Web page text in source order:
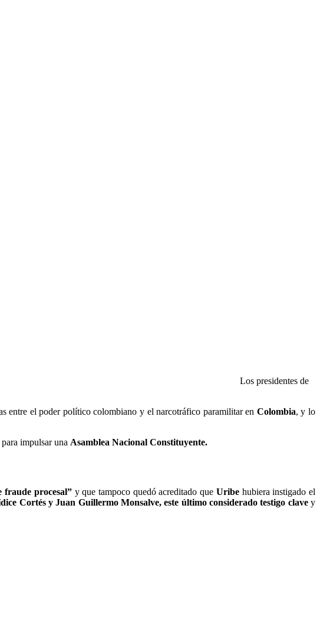
Los presidentes de
entre el poder político colombiano y el narcotráfico paramilitar en Colombia, y lo
impulsar una Asamblea Nacional Constituyente.
fraude procesal”y que tampoco quedó acreditado que Uribe hubiera instigado el
Cortés y Juan Guillermo Monsalve, este último considerado testigo clavey